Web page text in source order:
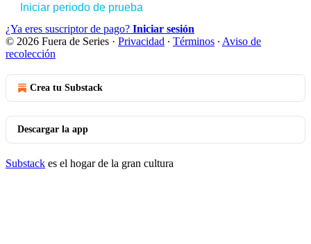
Iniciar periodo de prueba
¿Ya eres suscriptor de pago? Iniciar sesión
© 2026 Fuera de Series · Privacidad ∙ Términos ∙ Aviso de
recolección
Crea tu Substack
Descargar la app
Substack es el hogar de la gran cultura